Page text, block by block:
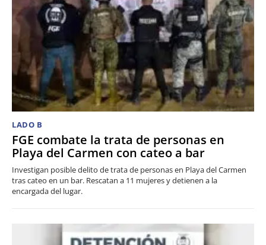
LADO B
FGE combate la trata de personas en
Playa del Carmen con cateo a bar
Investigan posible delito de trata de personas en Playa del Carmen
tras cateo en un bar. Rescatan a 11 mujeres y detienen a la
encargada del lugar.